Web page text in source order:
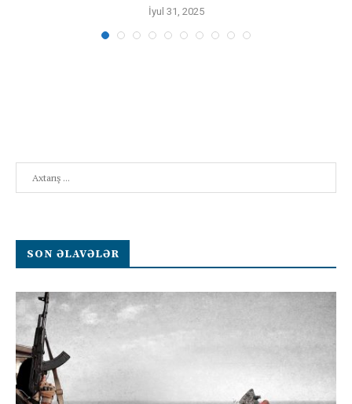
İyul 31, 2025
SON ƏLAVƏLƏR